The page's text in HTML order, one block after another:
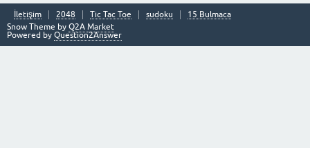
İletişim 2048 Tic Tac Toe sudoku
15 Bulmaca
Snow Theme by Q2A Market
Powered by Question2Answer